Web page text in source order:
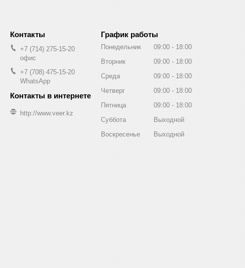
+7 (714) 275-15-20
офис
+7 (708) 475-15-20
WhatsApp
http://www.veer.kz
График работы
Понедельник 09:00
18:00
Вторник
09:00
18:00
Среда
09:00
18:00
Четверг
09:00
18:00
Пятница
09:00
18:00
Суббота
Выходной
Воскресенье
Выходной